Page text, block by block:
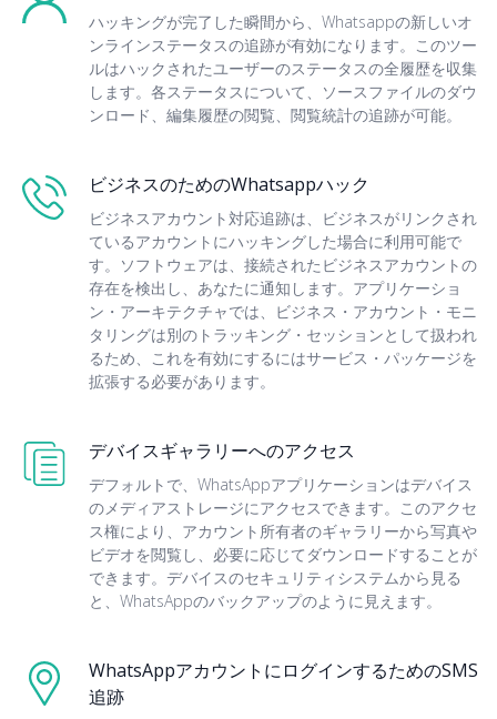
ハッキングが完了した瞬間から、Whatsappの新しいオ
ンラインステータスの追跡が有効になります。このツー
ルはハックされたユーザーのステータスの全履歴を収集
します。各ステータスについて、ソースファイルのダウ
ンロード、編集履歴の閲覧、閲覧統計の追跡が可能。
ビジネスのためのWhatsappハック
ビジネスアカウント対応追跡は、ビジネスがリンクされ
ているアカウントにハッキングした場合に利用可能で
す。ソフトウェアは、接続されたビジネスアカウントの
存在を検出し、あなたに通知します。アプリケーショ
ン・アーキテクチャでは、ビジネス・アカウント・モニ
タリングは別のトラッキング・セッションとして扱われ
るため、これを有効にするにはサービス・パッケージを
拡張する必要があります。
デバイスギャラリーへのアクセス
デフォルトで、WhatsAppアプリケーションはデバイス
のメディアストレージにアクセスできます。このアクセ
ス権により、アカウント所有者のギャラリーから写真や
ビデオを閲覧し、必要に応じてダウンロードすることが
できます。デバイスのセキュリティシステムから見る
と、WhatsAppのバックアップのように見えます。
WhatsAppアカウントにログインするためのSMS
追跡